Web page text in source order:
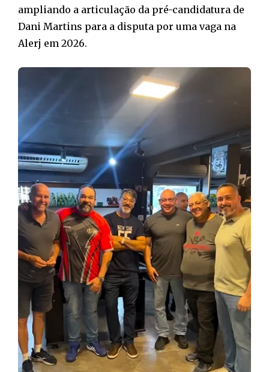
ampliando a articulação da pré-candidatura de
Dani Martins para a disputa por uma vaga na
Alerj em 2026.